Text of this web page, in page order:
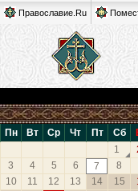
Православие.Ru
Пн Вт Ср Чт Пт Сб
1
3
4 5 6 7 8
10
11 12 13 14 15